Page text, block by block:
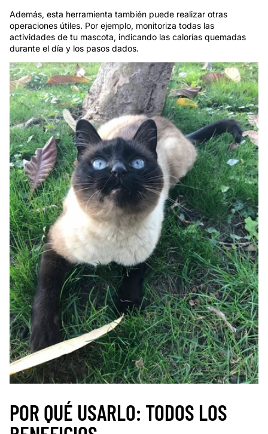
Además, esta herramienta también puede realizar otras
operaciones útiles. Por ejemplo, monitoriza todas las
actividades de tu mascota, indicando las calorías quemadas
durante el día y los pasos dados.
POR QUÉ USARLO: TODOS LOS